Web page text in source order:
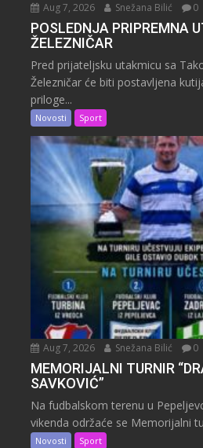
Aug 7, 2026 Snežana Bilić 0
POSLEDNJA PRIPREMNA
ŽELEZNIČAR
Pred prijateljsku utakmicu sa
Železničar će biti postavljena
priloge...
Novosti Sport
Aug 7, 2026 Snežana Bilić 0
MEMORIJALNI TURNIR
SAVKOVIĆ”
Na fudbalskom terenu u
vikenda održaće se Memorijalni
Novosti Sport